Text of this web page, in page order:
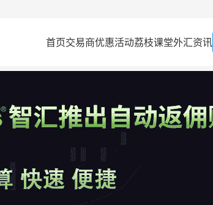
首页交易商优惠活动荔枝课堂外汇资讯